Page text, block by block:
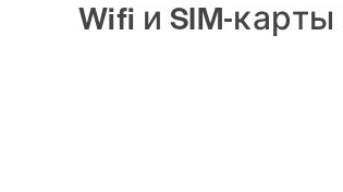
Wifi и SIM-